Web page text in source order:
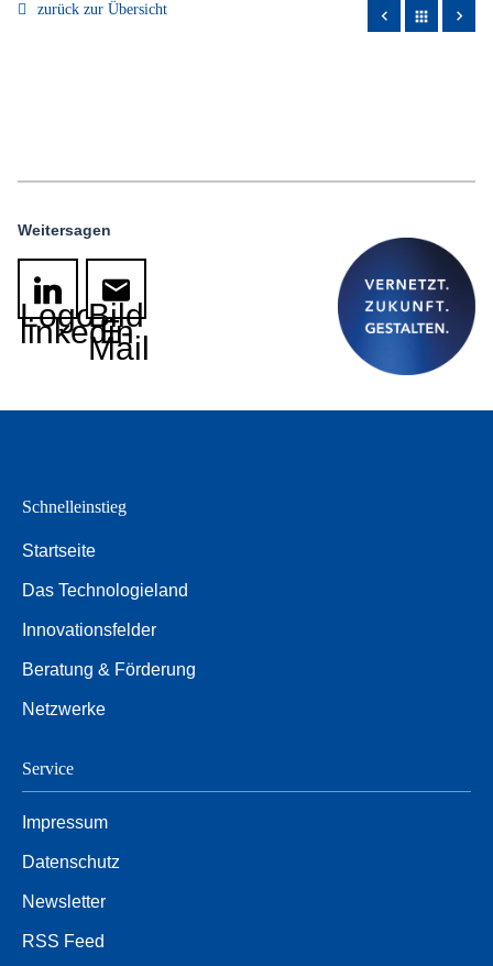
zurück zur Übersicht apps
Weitersagen
Logo
linkedin
Bild
E-
Mail
Schnelleinstieg
Startseite
Das Technologieland
Innovationsfelder
Beratung & Förderung
Netzwerke
Service
Impressum
Datenschutz
Newsletter
RSS Feed